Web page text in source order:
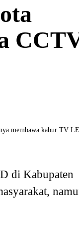
membawa kabur TV
di Kabupaten